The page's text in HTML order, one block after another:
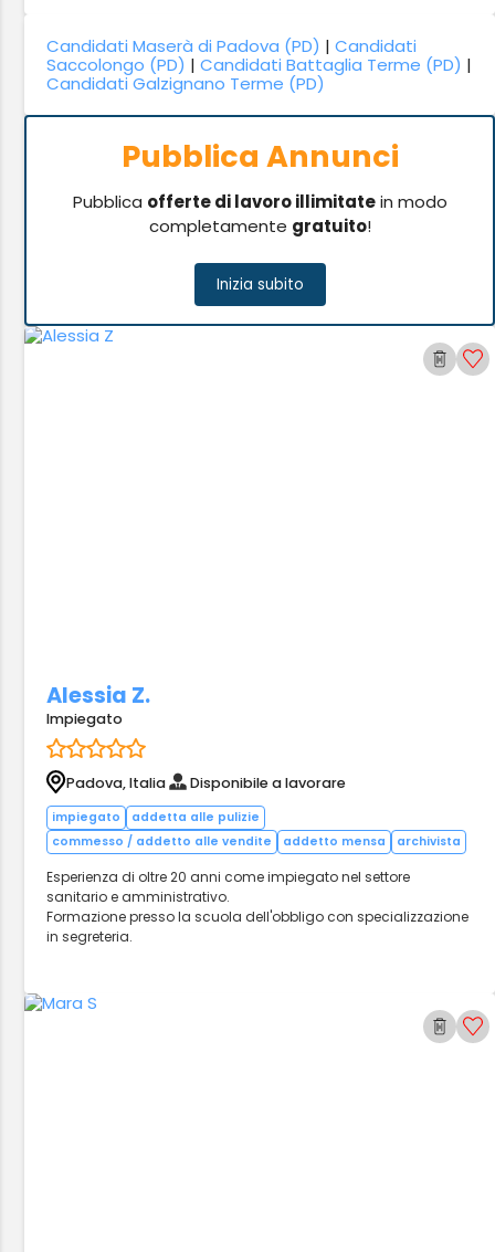
Candidati Maserà di Padova (PD) |Candidati
Saccolongo (PD) |Candidati Battaglia Terme (PD) |
Candidati Galzignano Terme (PD)
Pubblica Annunci
Pubblica offerte di lavoro illimitatein modo
completamente gratuito!
Inizia subito
Alessia Z.
Impiegato
Padova, Italia Disponibile a lavorare
impiegato
addetta alle pulizie
commesso / addetto alle vendite
addetto mensa archivista
Esperienza di oltre 20 anni come impiegato nel settore
sanitario e amministrativo.
Formazione presso la scuola dell'obbligo con specializzazione
in segreteria.